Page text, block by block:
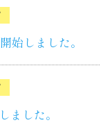
始しました。
した。